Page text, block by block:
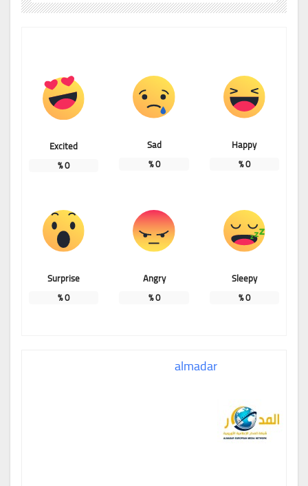
Happy
0
%
Sad
0
%
Excited
0
%
Sleepy
0
%
Angry
0
%
Surprise
0
%
almadar